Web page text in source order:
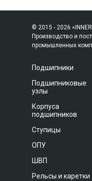
© 2015 - 2026
Производство и
промышленных
Подшипники
Подшипниковые
узлы
Корпуса
подшипников
Ступицы
ОПУ
ШВП
Рельсы и каретки